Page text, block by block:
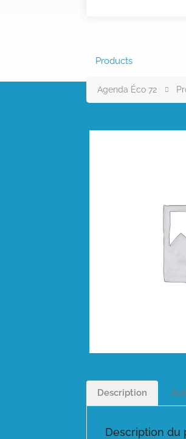
Products
Agenda Éco 72
Description
Description du